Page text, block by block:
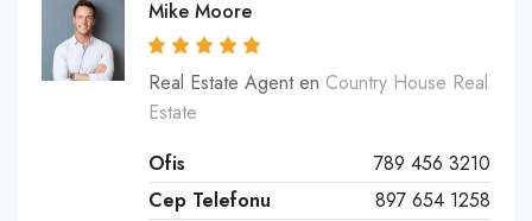
Mike Moore
Real Estate Agent en Country House Real
Estate
Ofis
789 456 3210
Cep Telefonu
897 654 1258